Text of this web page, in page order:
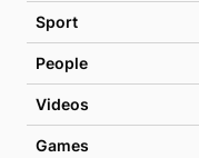
Sport
People
Videos
Games